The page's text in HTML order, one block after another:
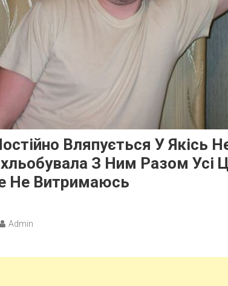
Вляпується У Якісь
З Ним Разом Усі
Не Витримаюсь
Admin